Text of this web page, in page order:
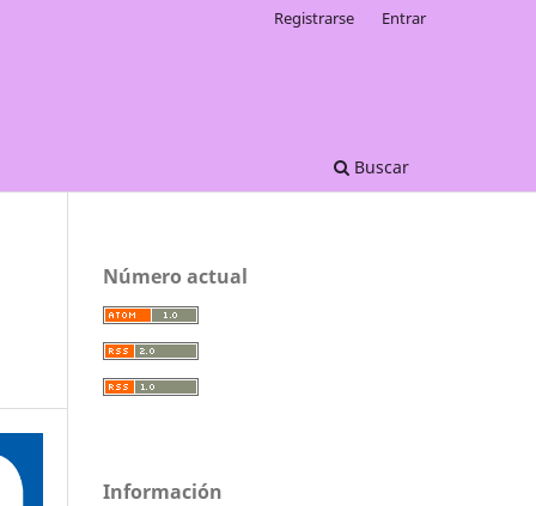
Buscar
Registrarse Entrar
Número actual
Información